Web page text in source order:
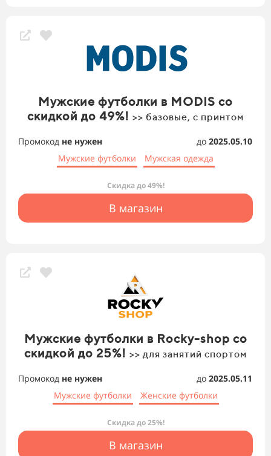
Мужские футболки в MODIS со
скидкой до 49%! >> базовые, с принтом
Промокод не нужен до 2025.05.10
Мужские футболки
Мужская одежда
Скидка до 49%!
В магазин
Мужские футболки в Rocky-shop со
скидкой до 25%! >> для занятий спортом
Промокод не нужен до 2025.05.11
Мужские футболки
Женские футболки
Скидка до 25%!
В магазин